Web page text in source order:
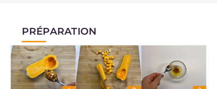
PRÉPARATION